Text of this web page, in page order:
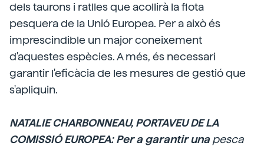
dels taurons i ratlles que acollirà la flota
pesquera de la Unió Europea. Per a això és
imprescindible un major coneixement
d'aquestes espècies. A més, és necessari
garantir l'eficàcia de les mesures de gestió que
s'apliquin.
NATALIE CHARBONNEAU, PORTAVEU DE LA
COMISSIÓ EUROPEA: Per a garantir unapesca